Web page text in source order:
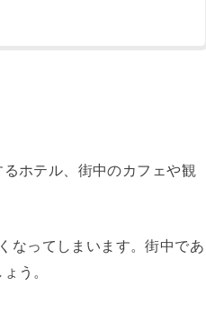
ホテル、街中のカフェや観
なってしまいます。街中であ
う。